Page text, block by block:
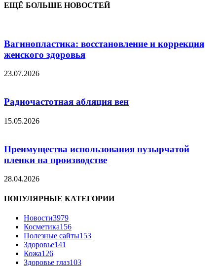
ЕЩЁ БОЛЬШЕ НОВОСТЕЙ
Вагинопластика: восстановление и коррекция
женского здоровья
23.07.2026
Радиочастотная абляция вен
15.05.2026
Преимущества использования пузырчатой
пленки на производстве
28.04.2026
ПОПУЛЯРНЫЕ КАТЕГОРИИ
Новости3979
Косметика156
Полезные сайты153
Здоровье141
Кожа126
Здоровье глаз103